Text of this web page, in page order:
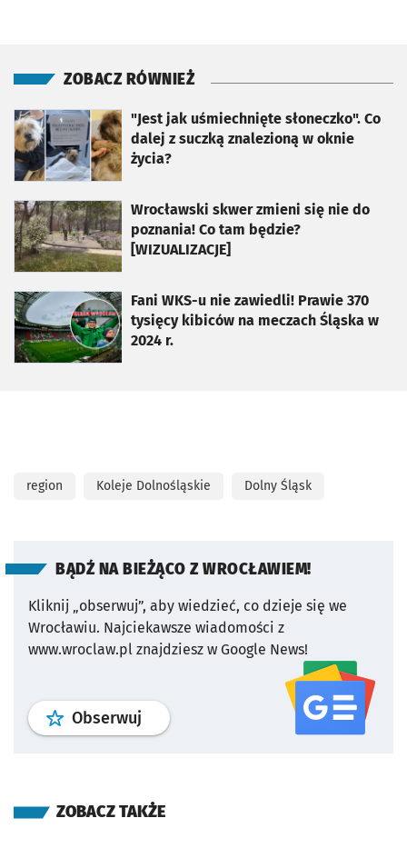
ZOBACZ RÓWNIEŻ
"Jest jak uśmiechnięte słoneczko". Co
dalej z suczką znalezioną w oknie
życia?
otworzy się w nowej karcie
Wrocławski skwer zmieni się nie do
poznania! Co tam będzie?
[WIZUALIZACJE]
otworzy się w nowej karcie
Fani WKS-u nie zawiedli! Prawie 370
tysięcy kibiców na meczach Śląska w
2024 r.
otworzy się w nowej karcie
region Koleje Dolnośląskie Dolny Śląsk
BĄDŹ NA BIEŻĄCO Z WROCŁAWIEM!
Kliknij „obserwuj”, aby wiedzieć, co dzieje się we
Wrocławiu. Najciekawsze wiadomości z
www.wroclaw.pl znajdziesz w Google News!
Obserwuj profil serwisu
ZOBACZ TAKŻE